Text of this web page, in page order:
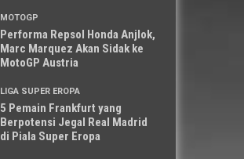
MOTOGP
Performa Repsol Honda Anjlok,
Marc Marquez Akan Sidak ke
MotoGP Austria
LIGA SUPER EROPA
5 Pemain Frankfurt yang
Berpotensi Jegal Real Madrid
di Piala Super Eropa